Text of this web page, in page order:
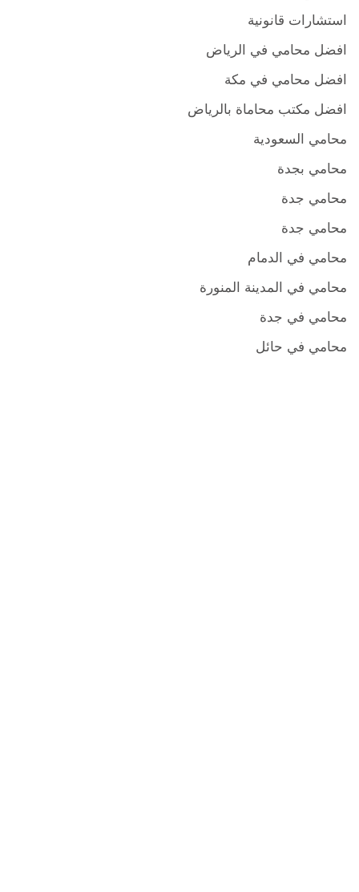
استشارات قانونية
افضل محامي في الرياض
افضل محامي في مكة
افضل مكتب محاماة بالرياض
محامي السعودية
محامي بجدة
محامي جدة
محامي جدة
محامي في الدمام
محامي في المدينة المنورة
محامي في جدة
محامي في حائل